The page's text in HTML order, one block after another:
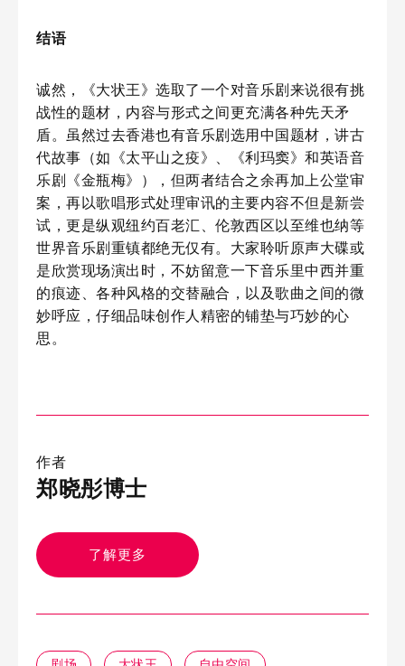
结语
诚然，《大状王》选取了一个对音乐剧来说很有挑
战性的题材，内容与形式之间更充满各种先天矛
盾。虽然过去香港也有音乐剧选用中国题材，讲古
代故事（如《太平山之疫》、《利玛窦》和英语音
乐剧《金瓶梅》），但两者结合之余再加上公堂审
案，再以歌唱形式处理审讯的主要内容不但是新尝
试，更是纵观纽约百老汇、伦敦西区以至维也纳等
世界音乐剧重镇都绝无仅有。大家聆听原声大碟或
是欣赏现场演出时，不妨留意一下音乐里中西并重
的痕迹、各种风格的交替融合，以及歌曲之间的微
妙呼应，仔细品味创作人精密的铺垫与巧妙的心
思。
作者
郑晓彤博士
了解更多